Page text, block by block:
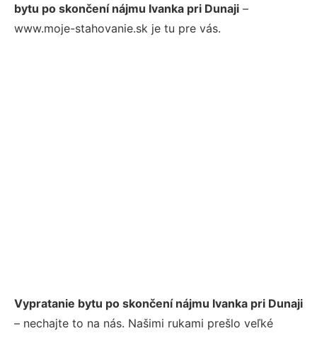
bytu po skončení nájmu Ivanka pri Dunaji –
www.moje-stahovanie.sk je tu pre vás.
Vypratanie bytu po skončení nájmu Ivanka pri Dunaji
– nechajte to na nás. Našimi rukami prešlo veľké